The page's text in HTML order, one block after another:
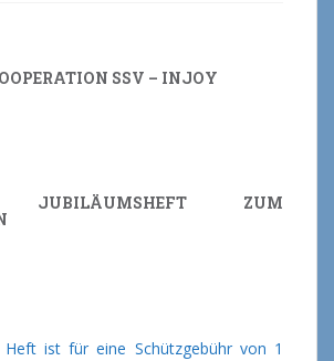
SSV – INJOY
JUBILÄUMSHEFT ZUM
Heft ist für eine Schützgebühr von 1